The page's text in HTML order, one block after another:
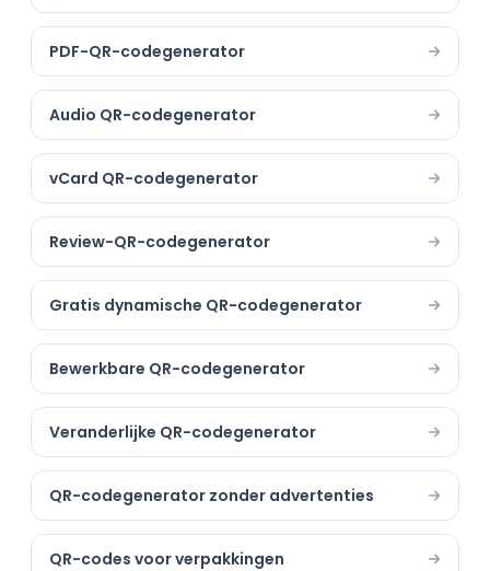
PDF-QR-codegenerator
Audio QR-codegenerator
vCard QR-codegenerator
Review-QR-codegenerator
Gratis dynamische QR-codegenerator
Bewerkbare QR-codegenerator
Veranderlijke QR-codegenerator
QR-codegenerator zonder advertenties
QR-codes voor verpakkingen